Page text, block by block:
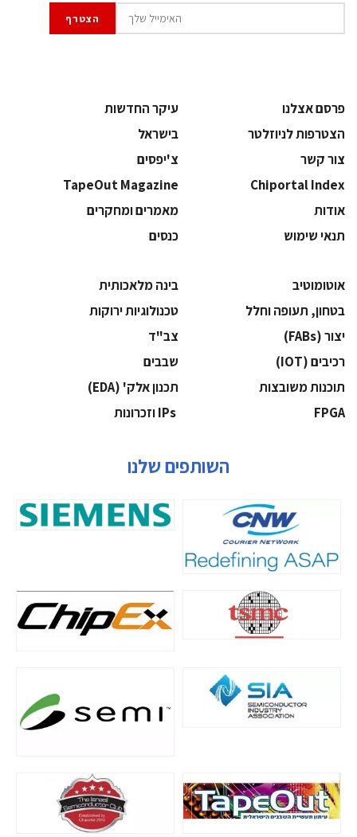
פרסם אצלנו
עיקר החדשות
הצטרפות לניוזלטר
בישראל
צור קשר
צ'יפסים
Chiportal Index
TapeOut Magazine
אודות
מאמרים ומחקרים
תנאי שימוש
כנסים
אוטומוטיב
בינה מלאכותית
בטחון, תעופה וחלל
‫טכנולוגיות ירוקות‬
‫יצור (‪(FABs‬‬
‫צב"ד‬
‫רכיבים‬ (IOT)
‫שבבים‬
‫תוכנות משובצות‬
‫תכנון אלק' (‪(EDA‬‬
‫‪FPGA‬‬
השותפים שלנו